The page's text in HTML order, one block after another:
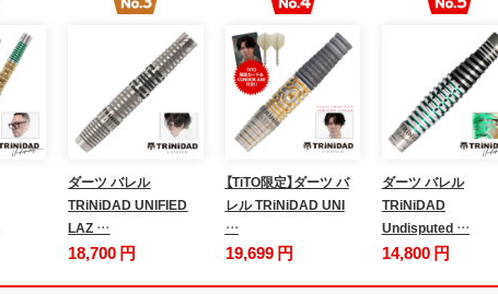
ダーツ バレル
TRiNiDAD UNIFIED
LAZ …
18,700 円
【TiTO限定】ダーツ バ
レル TRiNiDAD UNI
…
19,699 円
ダーツ バレル
TRiNiDAD
Undisputed …
14,800 円